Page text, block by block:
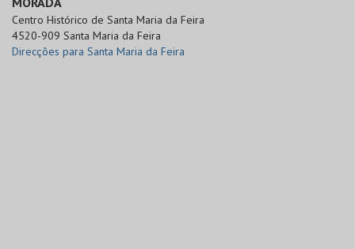
Centro Histórico de Santa Maria da Feira
4520-909 Santa Maria da Feira
Direcções para Santa Maria da Feira